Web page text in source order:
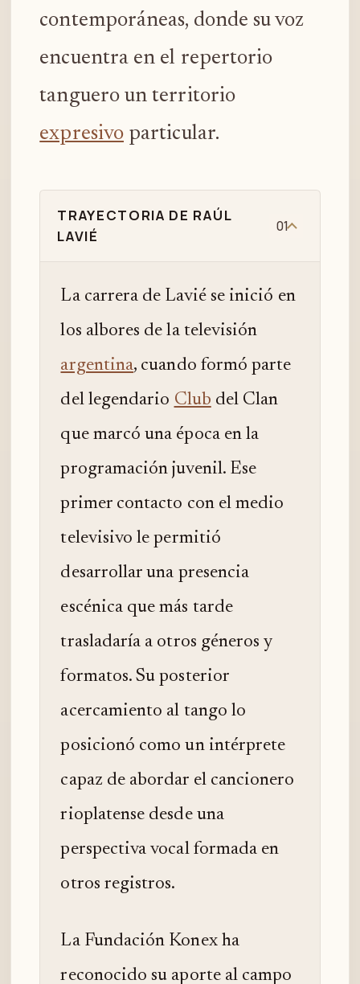
contemporáneas, donde su voz
encuentra en el repertorio
tanguero un territorio
expresivoparticular.
TRAYECTORIA DE RAÚL
LAVIÉ
01
La carrera de Lavié se inició en
los albores de la televisión
argentina, cuando formó parte
del legendario Club del Clan
que marcó una época en la
programación juvenil. Ese
primer contacto con el medio
televisivo le permitió
desarrollar una presencia
escénica que más tarde
trasladaría a otros géneros y
formatos. Su posterior
acercamiento al tango lo
posicionó como un intérprete
capaz de abordar el cancionero
rioplatense desde una
perspectiva vocal formada en
otros registros.
La Fundación Konex ha
reconocido su aporte al campo